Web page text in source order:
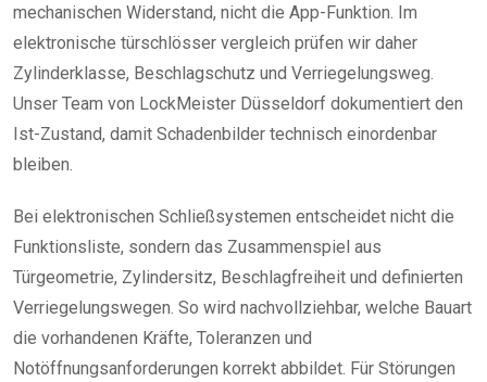
mechanischen Widerstand, nicht die App-Funktion. Im
elektronische türschlösser vergleich prüfen wir daher
Zylinderklasse, Beschlagschutz und Verriegelungsweg.
Unser Team von LockMeister Düsseldorf dokumentiert den
Ist-Zustand, damit Schadenbilder technisch einordenbar
bleiben.
Bei elektronischen Schließsystemen entscheidet nicht die
Funktionsliste, sondern das Zusammenspiel aus
Türgeometrie, Zylindersitz, Beschlagfreiheit und definierten
Verriegelungswegen. So wird nachvollziehbar, welche Bauart
die vorhandenen Kräfte, Toleranzen und
Notöffnungsanforderungen korrekt abbildet. Für Störungen